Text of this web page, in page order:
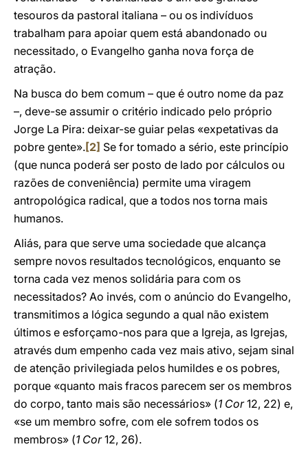
tesouros da pastoral italiana – ou os indivíduos
trabalham para apoiar quem está abandonado ou
necessitado, o Evangelho ganha nova força de
atração.
Na busca do bem comum – que é outro nome da paz
–, deve-se assumir o critério indicado pelo próprio
Jorge La Pira: deixar-se guiar pelas «expetativas da
pobre gente».[2] Se for tomado a sério, este princípio
(que nunca poderá ser posto de lado por cálculos ou
razões de conveniência) permite uma viragem
antropológica radical, que a todos nos torna mais
humanos.
Aliás, para que serve uma sociedade que alcança
sempre novos resultados tecnológicos, enquanto se
torna cada vez menos solidária para com os
necessitados? Ao invés, com o anúncio do Evangelho,
transmitimos a lógica segundo a qual não existem
últimos e esforçamo-nos para que a Igreja, as Igrejas,
através dum empenho cada vez mais ativo, sejam sinal
de atenção privilegiada pelos humildes e os pobres,
porque «quanto mais fracos parecem ser os membros
do corpo, tanto mais são necessários» (1 Cor12, 22) e,
«se um membro sofre, com ele sofrem todos os
membros» (1 Cor12, 26).